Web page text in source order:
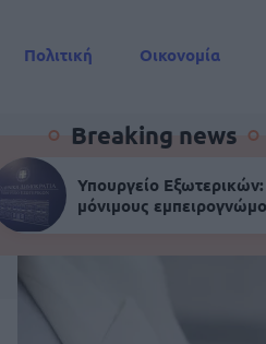
Πολιτική Οικονομία
Breaking news
Υπουργείο Εξωτερικών:
μόνιμους